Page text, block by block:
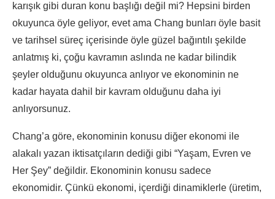
karışık gibi duran konu başlığı değil mi? Hepsini birden
okuyunca öyle geliyor, evet ama Chang bunları öyle basit
ve tarihsel süreç içerisinde öyle güzel bağıntılı şekilde
anlatmış ki, çoğu kavramın aslında ne kadar bilindik
şeyler olduğunu okuyunca anlıyor ve ekonominin ne
kadar hayata dahil bir kavram olduğunu daha iyi
anlıyorsunuz.
Chang’a göre, ekonominin konusu diğer ekonomi ile
alakalı yazan iktisatçıların dediği gibi “Yaşam, Evren ve
Her Şey” değildir. Ekonominin konusu sadece
ekonomidir. Çünkü ekonomi, içerdiği dinamiklerle (üretim,